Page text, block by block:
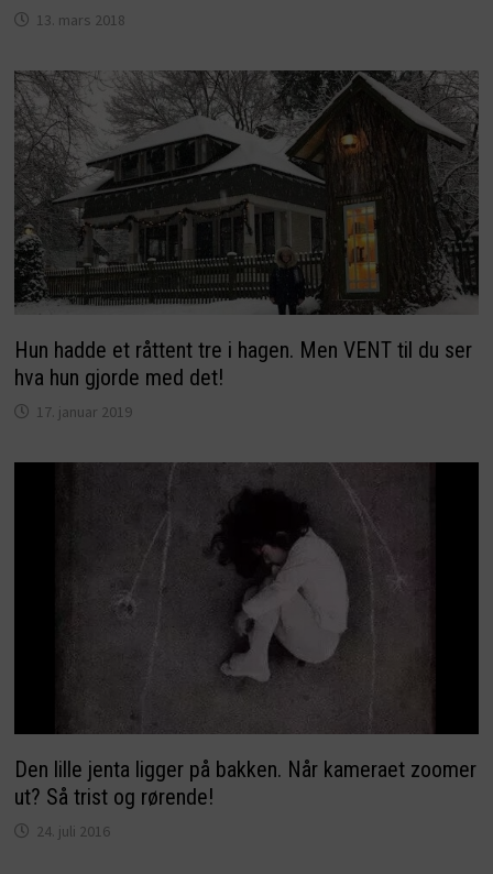
13. mars 2018
Hun hadde et råttent tre i hagen. Men VENT til du ser
hva hun gjorde med det!
17. januar 2019
Den lille jenta ligger på bakken. Når kameraet zoomer
ut? Så trist og rørende!
24. juli 2016